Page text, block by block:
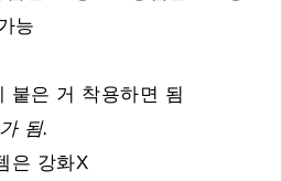
능
붙은 거 착용하면 됨
됨.
은 강화X